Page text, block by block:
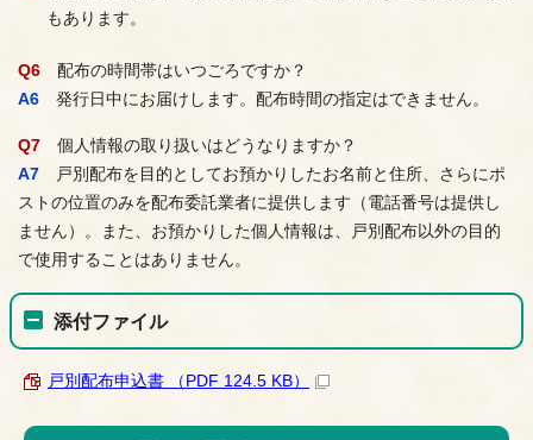
もあります。
Q6 配布の時間帯はいつごろですか？
A6 発行日中にお届けします。配布時間の指定はできません。
Q7 個人情報の取り扱いはどうなりますか？
A7 戸別配布を目的としてお預かりしたお名前と住所、さらにポ
ストの位置のみを配布委託業者に提供します（電話番号は提供し
ません）。また、お預かりした個人情報は、戸別配布以外の目的
で使用することはありません。
添付ファイル
戸別配布申込書 （PDF 124.5 KB）